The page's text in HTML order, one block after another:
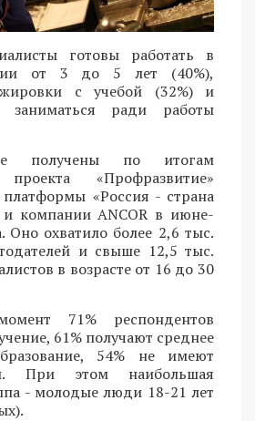
готовы работать в
от 3 до 5 лет (40%),
с учебой (32%) и
заниматься ради работы
получены по итогам
проекта «Профразвитие»
«Россия - страна
и компании ANCOR в июне-
Оно охватило более 2,6 тыс.
и свыше 12,5 тыс.
в возрасте от 16 до 30
71% респондентов
61% получают среднее
54% не имеют
При этом наибольшая
- молодые люди 18-21 лет